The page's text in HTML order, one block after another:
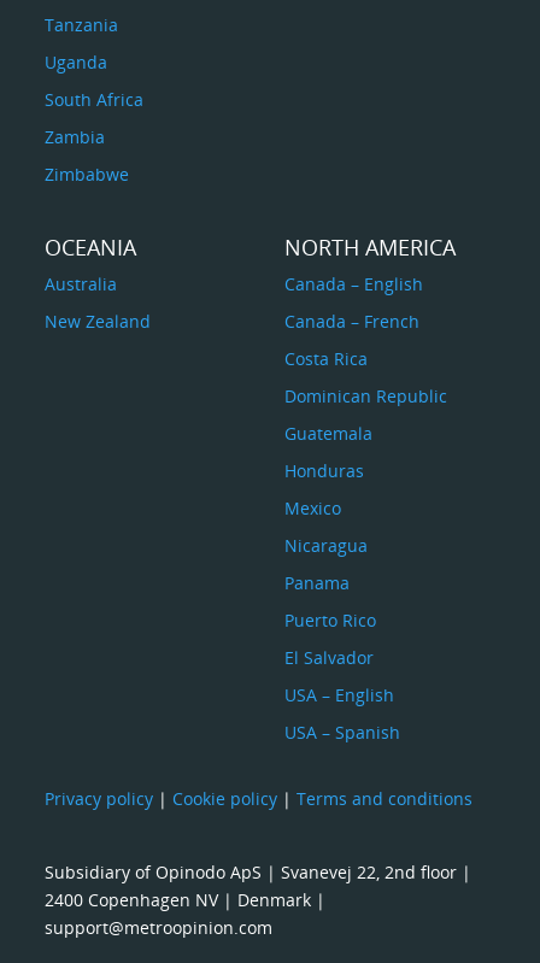
Tanzania
Uganda
South Africa
Zambia
Zimbabwe
OCEANIA
Australia
New Zealand
NORTH AMERICA
Canada – English
Canada – French
Costa Rica
Dominican Republic
Guatemala
Honduras
Mexico
Nicaragua
Panama
Puerto Rico
El Salvador
USA – English
USA – Spanish
Privacy policy | Cookie policy |Terms and conditions
Subsidiary of Opinodo ApS | Svanevej 22, 2nd floor |
2400 Copenhagen NV | Denmark |
support@metroopinion.com